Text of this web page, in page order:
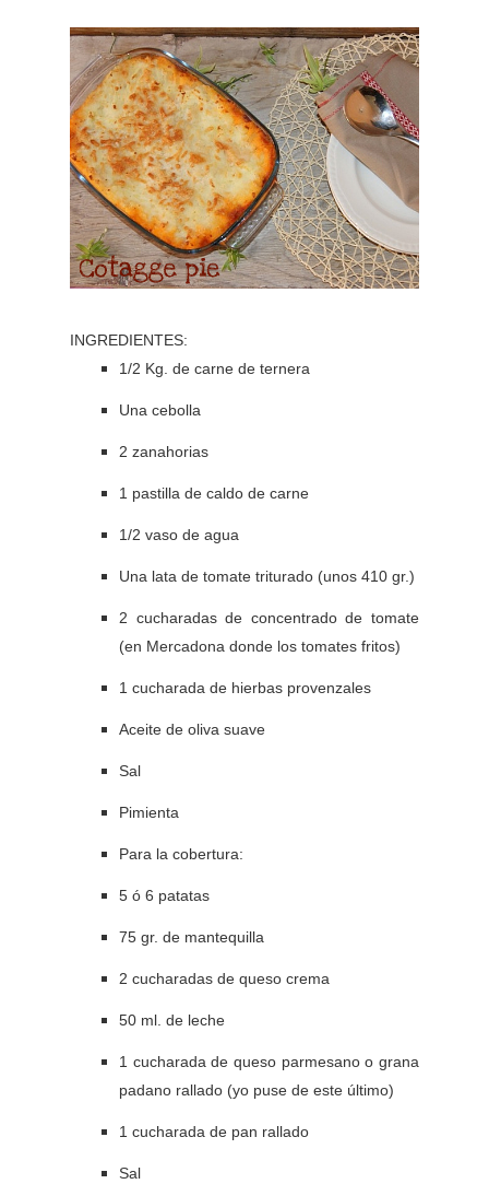
INGREDIENTES:
1/2 Kg. de carne de ternera
Una cebolla
2 zanahorias
1 pastilla de caldo de carne
1/2 vaso de agua
Una lata de tomate triturado (unos 410 gr.)
2 cucharadas de concentrado de tomate
(en Mercadona donde los tomates fritos)
1 cucharada de hierbas provenzales
Aceite de oliva suave
Sal
Pimienta
Para la cobertura:
5 ó 6 patatas
75 gr. de mantequilla
2 cucharadas de queso crema
50 ml. de leche
1 cucharada de queso parmesano o grana
padano rallado (yo puse de este último)
1 cucharada de pan rallado
Sal